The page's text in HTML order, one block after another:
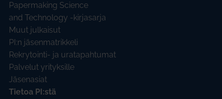
Papermaking Science
and Technology -kirjasarja
Muut julkaisut
PI:n jäsenmatrikkeli
Rekrytointi- ja uratapahtumat
Palvelut yrityksille
Jäsenasiat
Tietoa PI:stä